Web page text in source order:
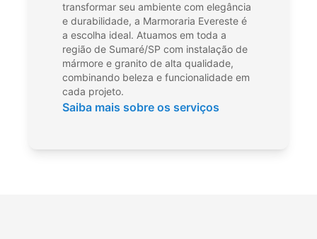
transformar seu ambiente com elegância
e durabilidade, a Marmoraria Evereste é
a escolha ideal. Atuamos em toda a
região de Sumaré/SP com instalação de
mármore e granito de alta qualidade,
combinando beleza e funcionalidade em
cada projeto.
Saiba mais sobre os serviços